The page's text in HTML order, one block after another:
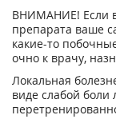
ВНИМАНИЕ! Если
препарата ваше
какие-то
очно к врачу,
Локальная
виде слабой боли